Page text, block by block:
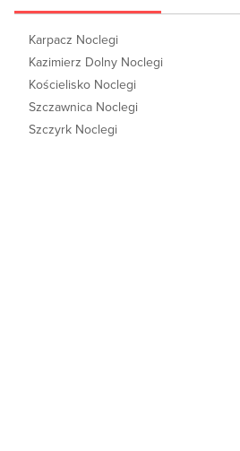
Karpacz Noclegi
Kazimierz Dolny Noclegi
Kościelisko Noclegi
Szczawnica Noclegi
Szczyrk Noclegi